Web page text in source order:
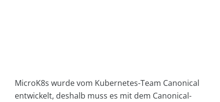
MicroK8s wurde vom Kubernetes-Team Canonical
entwickelt, deshalb muss es mit dem Canonical-